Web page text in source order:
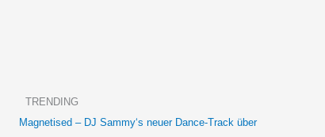
TRENDING
Magnetised – DJ Sammy‘s neuer Dance-Track über